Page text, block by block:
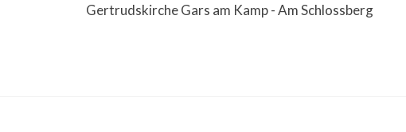
Gertrudskirche Gars am Kamp - Am Schlossberg